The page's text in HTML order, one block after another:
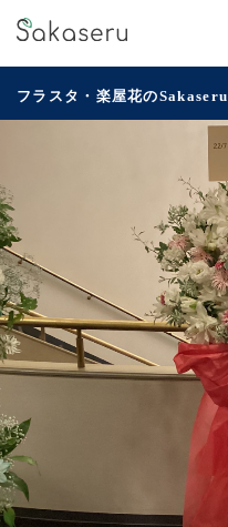
フラスタ・楽屋花のSakaseru